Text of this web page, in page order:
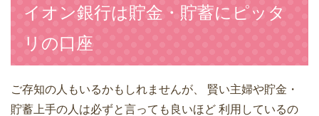
イオン銀行は貯金・貯蓄にピッタ
リの口座
ご存知の人もいるかもしれませんが、
賢い主婦や貯金・
貯蓄上手の人は必ずと言っても良いほど 利用しているの